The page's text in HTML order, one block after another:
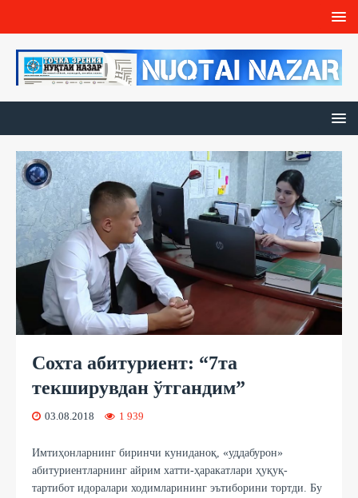
Сохта абитуриент: “7та
текширувдан ўтгандим”
03.08.2018 1 939
Имтиҳонларнинг биринчи куниданоқ, «уддабурон»
абитуриентларнинг айрим хатти-ҳаракатлари ҳуқуқ-
тартибот идоралари ходимларининг эътиборини тортди. Бу